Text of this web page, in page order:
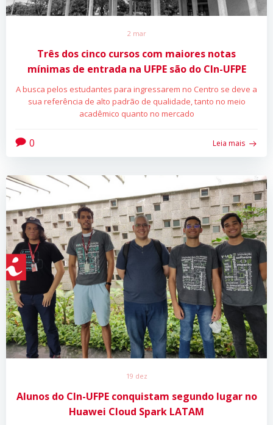
2 mar
Três dos cinco cursos com maiores notas
mínimas de entrada na UFPE são do CIn-UFPE
A busca pelos estudantes para ingressarem no Centro se deve a
sua referência de alto padrão de qualidade, tanto no meio
acadêmico quanto no mercado
0 Leia mais
19 dez
Alunos do CIn-UFPE conquistam segundo lugar no
Huawei Cloud Spark LATAM